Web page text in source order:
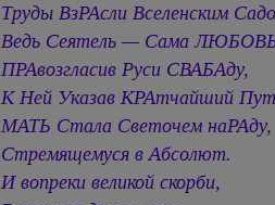
Труды ВзРАсли Вселенским
Ведь Сеятель — Сама
ПРАвозгласив Руси СВАБАду,
К Ней Указав КРАтчайший
МАТЬ Стала Светочем наРАду,
Стремящемуся в Абсолют.
И вопреки великой скорби,